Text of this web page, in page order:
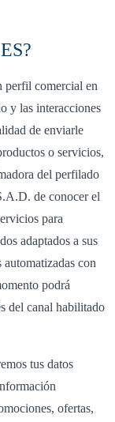
comercial en
y las interacciones
de enviarle
o servicios,
del perfilado
de conocer el
para
adaptados a sus
con
podrá
del canal habilitado
tus datos
ofertas,